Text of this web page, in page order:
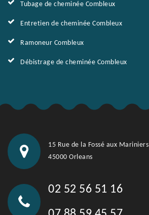
Tubage de cheminée Combleux
Entretien de cheminée Combleux
Ramoneur Combleux
Débistrage de cheminée Combleux
15 Rue de la Fossé aux Mariniers
45000 Orleans
02 52 56 51 16